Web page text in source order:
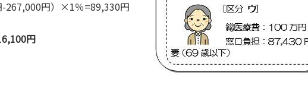
267,000円）×1％=89,330円
円